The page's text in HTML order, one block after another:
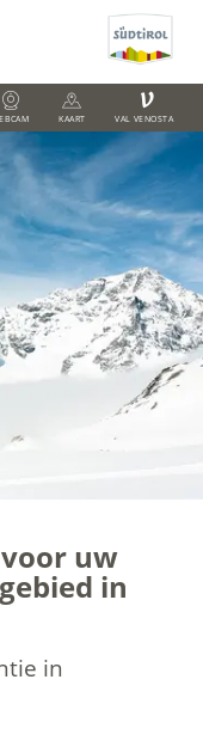
KAART
V
VAL VENOSTA
uw
in
in